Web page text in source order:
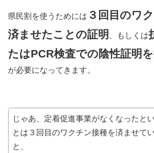
県民割を使うためには ３回目のワ
済ませたことの証明
、もしくは
たはPCR検査での陰性証明
が必要になってきます。
じゃあ、定着促進事業がなくなったと
とは３回目のワクチン接種を済ませて
と、